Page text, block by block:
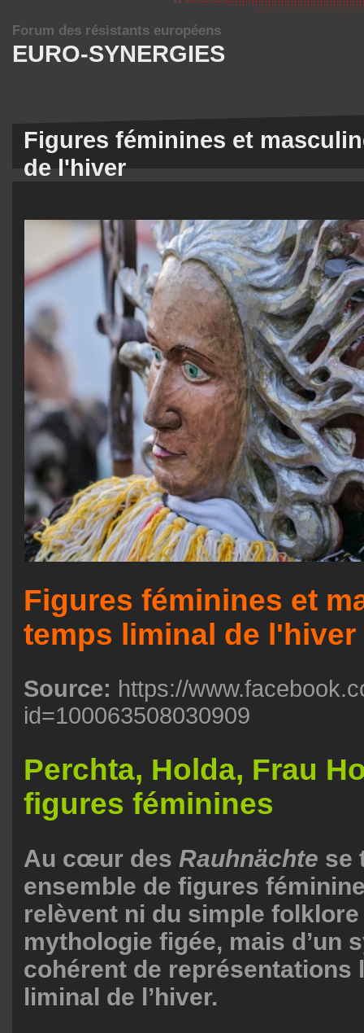
EURO-SYNERGIES
Forum des résistants européens
Figures féminines et
de l'hiver
Figures féminines et
temps liminal de l'hiver
Source: https://
id=100063508030909
Perchta, Holda, Frau
figures féminines
Au cœur des Rauhnächte se
ensemble de figures
relèvent ni du simple folklore
mythologie figée, mais d’un
cohérent de représentations
liminal de l’hiver.